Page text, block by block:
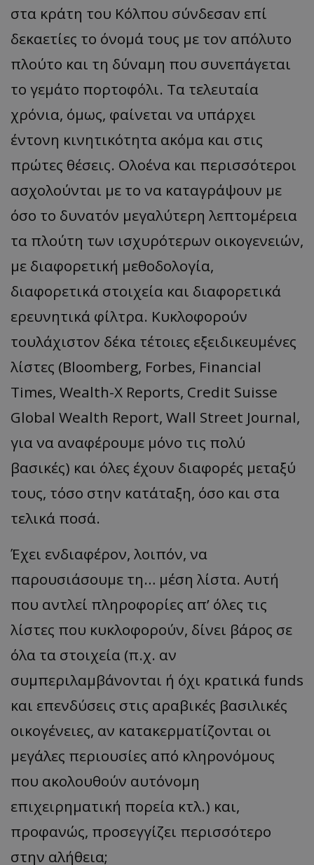
στα κράτη του Κόλπου σύνδεσαν επί
δεκαετίες το όνομά τους με τον απόλυτο
πλούτο και τη δύναμη που συνεπάγεται
το γεμάτο πορτοφόλι. Τα τελευταία
χρόνια, όμως, φαίνεται να υπάρχει
έντονη κινητικότητα ακόμα και στις
πρώτες θέσεις. Ολοένα και περισσότεροι
ασχολούνται με το να καταγράψουν με
όσο το δυνατόν μεγαλύτερη λεπτομέρεια
τα πλούτη των ισχυρότερων οικογενειών,
με διαφορετική μεθοδολογία,
διαφορετικά στοιχεία και διαφορετικά
ερευνητικά φίλτρα. Κυκλοφορούν
τουλάχιστον δέκα τέτοιες εξειδικευμένες
λίστες (Bloomberg, Forbes, Financial
Times, Wealth-X Reports, Credit Suisse
Global Wealth Report, Wall Street Journal,
για να αναφέρουμε μόνο τις πολύ
βασικές) και όλες έχουν διαφορές μεταξύ
τους, τόσο στην κατάταξη, όσο και στα
τελικά ποσά.
Έχει ενδιαφέρον, λοιπόν, να
παρουσιάσουμε τη… μέση λίστα. Αυτή
που αντλεί πληροφορίες απ’ όλες τις
λίστες που κυκλοφορούν, δίνει βάρος σε
όλα τα στοιχεία (π.χ. αν
συμπεριλαμβάνονται ή όχι κρατικά funds
και επενδύσεις στις αραβικές βασιλικές
οικογένειες, αν κατακερματίζονται οι
μεγάλες περιουσίες από κληρονόμους
που ακολουθούν αυτόνομη
επιχειρηματική πορεία κτλ.) και,
προφανώς, προσεγγίζει περισσότερο
στην αλήθεια;